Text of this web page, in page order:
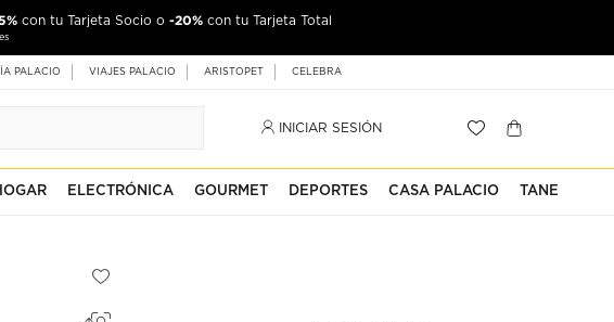
con tu Tarjeta Socio o -20% con tu Tarjeta Total
PALACIO VIAJES PALACIO ARISTOPET CELEBRA
INICIAR SESIÓN
ELECTRÓNICA GOURMET DEPORTES CASA PALACIO TANE